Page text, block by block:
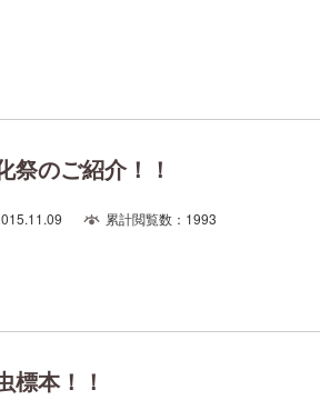
祭のご紹介！！
累計閲覧数：1993
標本！！